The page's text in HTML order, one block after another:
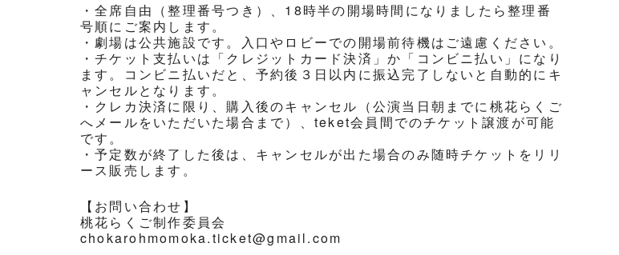
・全席自由（整理番号つき）、18時半の開場時間になりましたら整理番
号順にご案内します。
・劇場は公共施設です。入口やロビーでの開場前待機はご遠慮ください。
・チケット支払いは「クレジットカード決済」か「コンビニ払い」になり
ます。コンビニ払いだと、予約後３日以内に振込完了しないと自動的にキ
ャンセルとなります。
・クレカ決済に限り、購入後のキャンセル（公演当日朝までに桃花らくご
へメールをいただいた場合まで）、teket会員間でのチケット譲渡が可能
です。
・予定数が終了した後は、キャンセルが出た場合のみ随時チケットをリリ
ース販売します。
【お問い合わせ】
桃花らくご制作委員会
chokarohmomoka.ticket@gmail.com